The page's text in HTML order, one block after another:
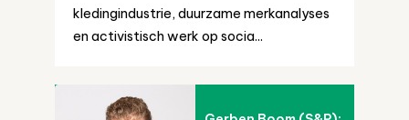
kledingindustrie, duurzame merkanalyses
en activistisch werk op socia...